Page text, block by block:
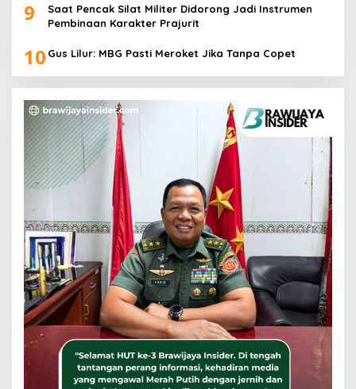
9
Saat Pencak Silat Militer Didorong Jadi Instrumen
Pembinaan Karakter Prajurit
10 Gus Lilur: MBG Pasti Meroket Jika Tanpa Copet